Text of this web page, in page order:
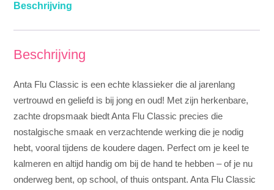
Beschrijving
Beschrijving
Anta Flu Classic is een echte klassieker die al jarenlang
vertrouwd en geliefd is bij jong en oud! Met zijn herkenbare,
zachte dropsmaak biedt Anta Flu Classic precies die
nostalgische smaak en verzachtende werking die je nodig
hebt, vooral tijdens de koudere dagen. Perfect om je keel te
kalmeren en altijd handig om bij de hand te hebben – of je nu
onderweg bent, op school, of thuis ontspant. Anta Flu Classic